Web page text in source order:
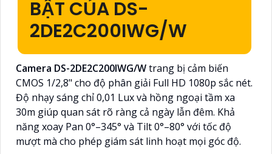
BẬT CỦA DS-
2DE2C200IWG/W
Camera DS-2DE2C200IWG/Wtrang bị cảm biến
CMOS 1/2,8" cho độ phân giải Full HD 1080p sắc nét.
Độ nhạy sáng chỉ 0,01 Lux và hồng ngoại tầm xa
30m giúp quan sát rõ ràng cả ngày lẫn đêm. Khả
năng xoay Pan 0°–345° và Tilt 0°–80° với tốc độ
mượt mà cho phép giám sát linh hoạt mọi góc độ.